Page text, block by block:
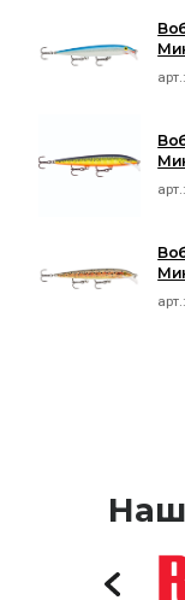
арт.:
арт.:
арт.: